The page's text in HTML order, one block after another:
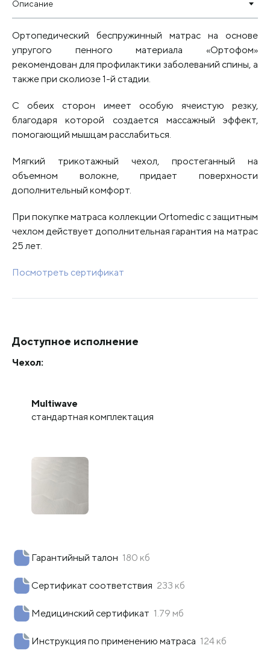
Описание
Ортопедический беспружинный матрас на основе
упругого пенного материала «Ортофом»
рекомендован для профилактики заболеваний спины, а
также при сколиозе 1-й стадии.
С обеих сторон имеет особую ячеистую резку,
благодаря которой создается массажный эффект,
помогающий мышцам расслабиться.
Мягкий трикотажный чехол, простеганный на
объемном волокне, придает поверхности
дополнительный комфорт.
При покупке матраса коллекции Ortomedic с защитным
чехлом действует дополнительная гарантия на матрас
25 лет.
Посмотреть сертификат
Доступное исполнение
Чехол:
Multiwave
стандартная комплектация
Гарантийный талон 180 кб
Сертификат соответствия 233 кб
Медицинский сертификат 1.79 мб
Инструкция по применению матраса 124 кб